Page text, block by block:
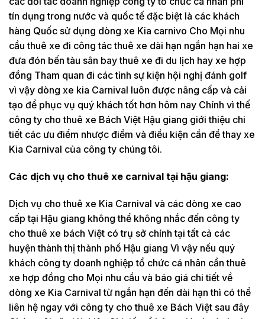
tín dụng trong nước và quốc tế đặc biệt là các khách
hàng Quốc sử dụng dòng xe Kia carnivo Cho Mọi nhu
cầu thuê xe đi công tác thuê xe dài hạn ngắn hạn hai xe
đưa đón bến tàu sân bay thuê xe đi du lịch hay xe hợp
đồng Tham quan đi các tỉnh sự kiện hội nghị đánh golf
vì vậy dòng xe kia Carnival luôn được nâng cấp và cải
tạo để phục vụ quý khách tốt hơn hôm nay Chính vì thế
công ty cho thuê xe Bách Việt Hậu giang giới thiệu chi
tiết các ưu điểm nhược điểm và điều kiện cần để thay xe
Kia Carnival của công ty chúng tôi.
Các dịch vụ cho thuê xe carnival tại hậu giang:
Dịch vụ cho thuê xe Kia Carnival và các dòng xe cao
cấp tại Hậu giang không thể không nhắc đến công ty
cho thuê xe bách Việt có trụ sở chính tại tất cả các
huyện thành thị thành phố Hậu giang Vì vậy nếu quý
khách công ty doanh nghiệp tổ chức cá nhân cần thuê
xe hợp đồng cho Mọi nhu cầu và báo giá chi tiết về
dòng xe Kia Carnival từ ngắn hạn đến dài hạn thì có thể
liên hệ ngay với công ty cho thuê xe Bách Việt sau đây